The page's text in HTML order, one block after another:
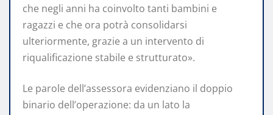
che negli anni ha coinvolto tanti bambini e
ragazzi e che ora potrà consolidarsi
ulteriormente, grazie a un intervento di
riqualificazione stabile e strutturato».
Le parole dell’assessora evidenziano il doppio
binario dell’operazione: da un lato la